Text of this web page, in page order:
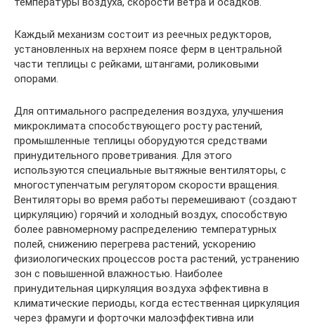
Каждый механизм состоит из реечных редукторов,
установленных на верхнем поясе ферм в центральной
части теплицы с рейками, штангами, роликовыми
опорами.
Для оптимального распределения воздуха, улучшения
микроклимата способствующего росту растений,
промышленные теплицы оборудуются средствами
принудительного проветривания. Для этого
используются специальные вытяжные вентиляторы, с
многоступенчатым регулятором скорости вращения.
Вентиляторы во время работы перемешивают (создают
циркуляцию) горячий и холодный воздух, способствую
более равномерному распределению температурных
полей, снижению перегрева растений, ускорению
физиологических процессов роста растений, устранению
зон с повышенной влажностью. Наиболее
принудительная циркуляция воздуха эффективна в
климатические периоды, когда естественная циркуляция
через фрамуги и форточки малоэффективна или